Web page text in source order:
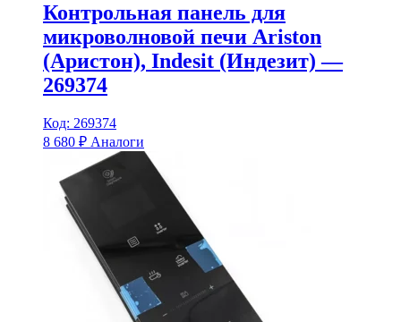
Контрольная панель для
микроволновой печи Ariston
(Аристон), Indesit (Индезит) —
269374
Код: 269374
8 680 ₽ Аналоги